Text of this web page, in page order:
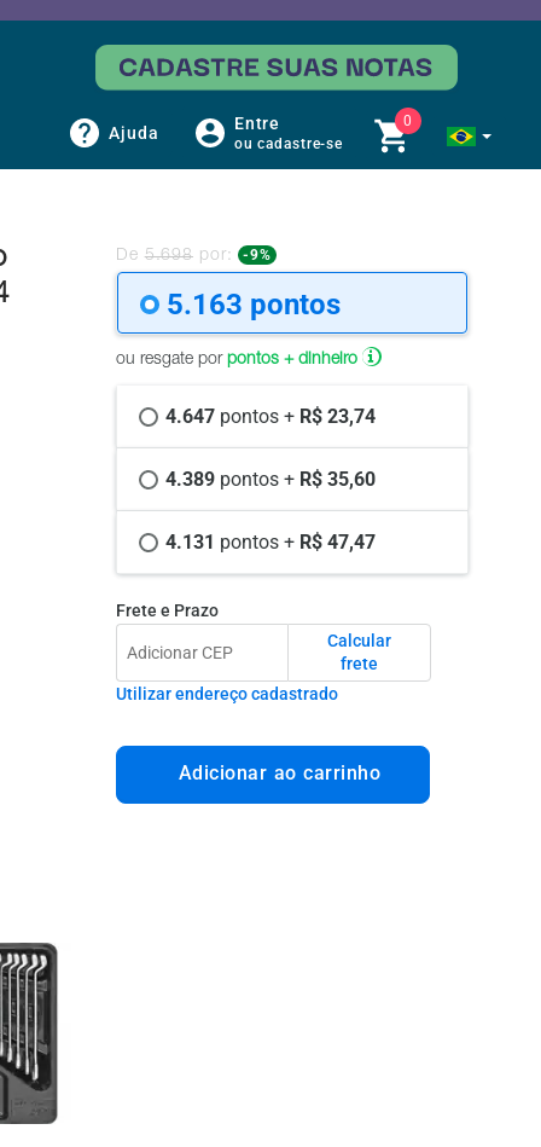
Ajuda Entre
ou cadastre-se
0
De 5.698 por: -9%
5.163 pontos
ou resgate por pontos + dinheiro
4.647 pontos + R$ 23,74
4.389 pontos + R$ 35,60
4.131 pontos + R$ 47,47
Frete e Prazo
Calcular
frete
Utilizar endereço cadastrado
Adicionar ao carrinho